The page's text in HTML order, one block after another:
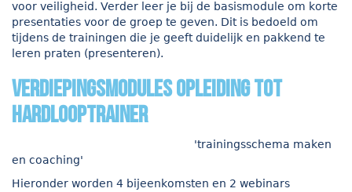
voor veiligheid. Verder leer je bij de basismodule om korte
presentaties voor de groep te geven. Dit is bedoeld om
tijdens de trainingen die je geeft duidelijk en pakkend te
leren praten (presenteren).
verdiepingsmodules opleiding tot
hardlooptrainer
'trainingsschema maken
en coaching'
Hieronder worden 4 bijeenkomsten en 2 webinars